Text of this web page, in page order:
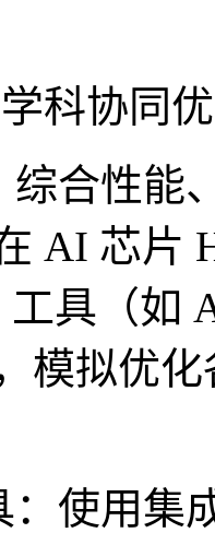
科协同
综合性能
AI 芯片
具（如
模拟优
使用集